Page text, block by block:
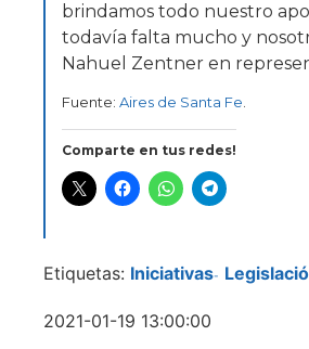
brindamos todo nuestro
todavía falta mucho y
Nahuel Zentner en
Fuente: Aires de Santa Fe.
Comparte en tus redes!
Etiquetas: Iniciativas-
2021-01-19 13:00:00